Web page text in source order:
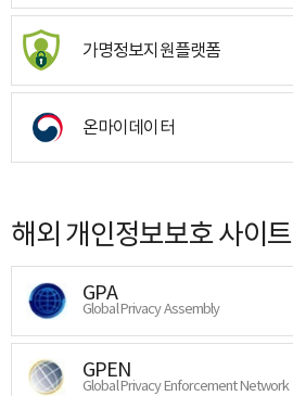
가명정보지원플랫폼
온마이데이터
해외 개인정보보호 사이트
GPA
Global Privacy Assembly
GPEN
Global Privacy Enforcement Network